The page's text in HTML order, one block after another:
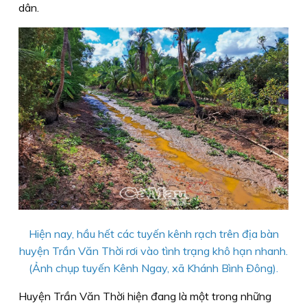
dân.
Hiện nay, hầu hết các tuyến kênh rạch trên địa bàn
huyện Trần Văn Thời rơi vào tình trạng khô hạn nhanh.
(Ảnh chụp tuyến Kênh Ngay, xã Khánh Bình Ðông).
Huyện Trần Văn Thời hiện đang là một trong những